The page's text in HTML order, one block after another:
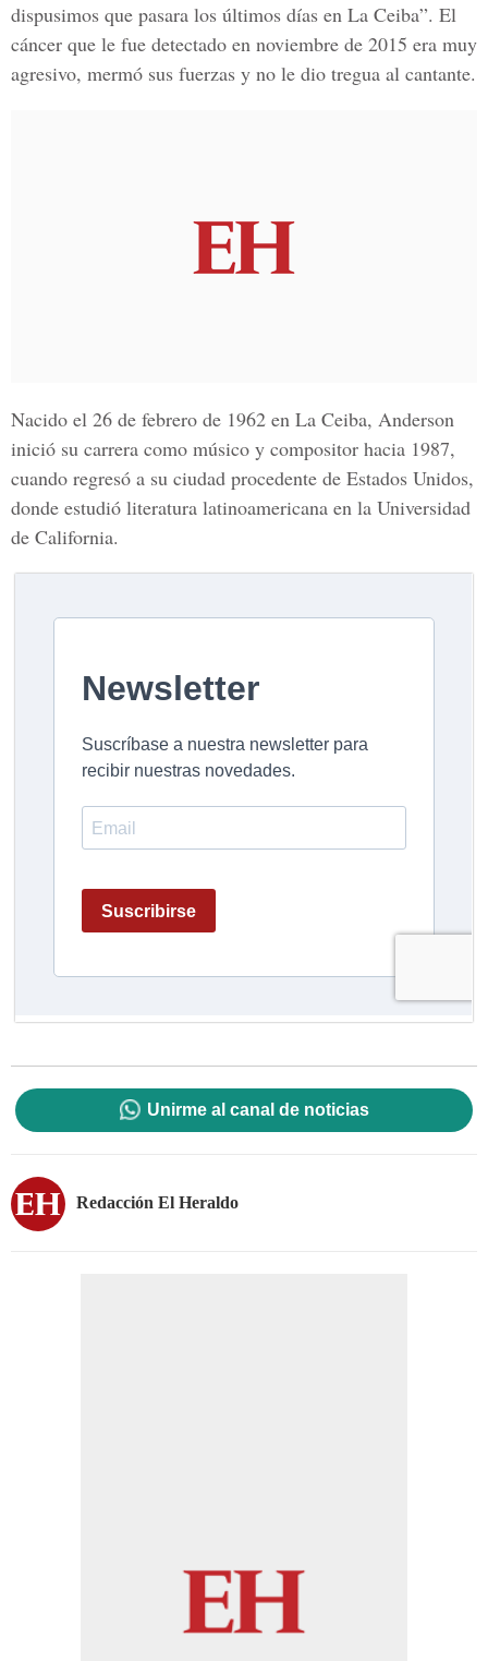
dispusimos que pasara los últimos días en La Ceiba”. El
cáncer que le fue detectado en noviembre de 2015 era muy
agresivo, mermó sus fuerzas y no le dio tregua al cantante.
Nacido el 26 de febrero de 1962 en La Ceiba, Anderson
inició su carrera como músico y compositor hacia 1987,
cuando regresó a su ciudad procedente de Estados Unidos,
donde estudió literatura latinoamericana en la Universidad
de California.
Unirme al canal de noticias
Redacción El Heraldo